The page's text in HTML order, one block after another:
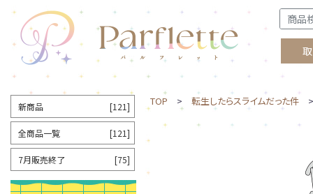
TOP > 転生したらスライムだった件 >
新商品 [121]
全商品一覧 [121]
7月販売終了 [75]